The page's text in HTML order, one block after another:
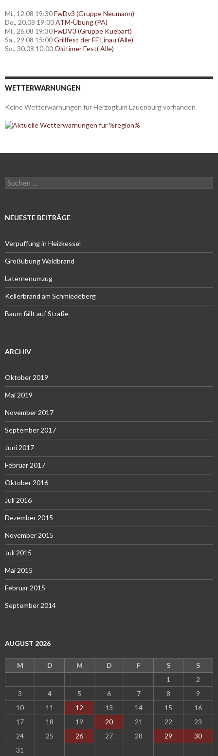
Mi., 12.08 19:30FwDv3 (Gruppe Neumann)
Do., 20.08 19:00ATM-Übung (PA)
Mi., 26.08 19:30FwDV3 (Gruppe Kuebart)
Sa., 29.08 15:00Grillfest der FF Linau (Alle)
So., 30.08 10:00Oldtimer Fest( Alle)
WETTERWARNUNGEN
Keine Wetterwarnungen für Herzogtum Lauenburg vorhanden
Suchen
nach:
NEUESTE BEITRÄGE
Verpuffung in Heizkessel
Großübung Waldbrand
Laternenumzug
Kellerbrand am Schmiedeberg
Baum fällt auf Straße
ARCHIV
Oktober 2019
Mai 2019
November 2017
September 2017
Juni 2017
Februar 2017
Oktober 2016
Juli 2016
Dezember 2015
November 2015
Juli 2015
Mai 2015
Februar 2015
September 2014
AUGUST 2026
M D M D F S
S
1
2
3
4 5 6 7 8
9
10
11 12 13 14 15
16
17
18 19 20 21 22
23
24
25 26 27 28 29
30
31